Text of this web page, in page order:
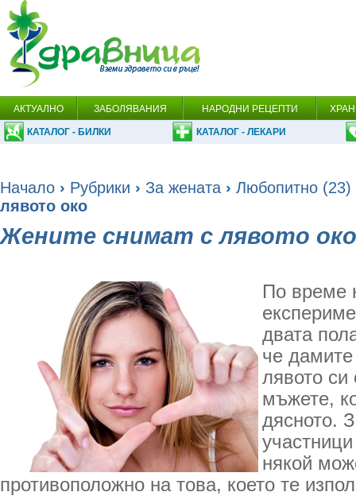
АКТУАЛНО ЗАБОЛЯВАНИЯ НАРОДНИ РЕЦЕПТИ
КАТАЛОГ - БИЛКИ КАТАЛОГ - ЛЕКАРИ
Начало › Рубрики › За жената › Любопитно (23)
лявото око
Жените снимат с лявото око
По време
двата
че
лявото си
мъжете,
дясното.
някой
противоположно на това, което те